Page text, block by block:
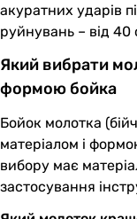
акуратних ударів
руйнувань – від 40
Який вибрати
формою бойка
Бойок молотка
матеріалом і
вибору має
застосування